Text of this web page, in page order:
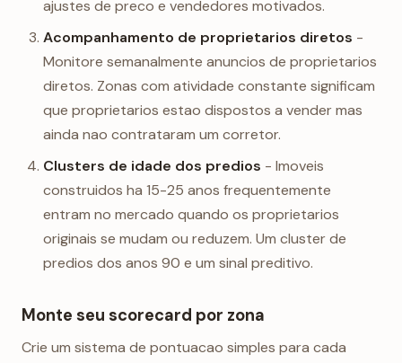
ajustes de preco e vendedores motivados.
Acompanhamento de proprietarios diretos -
Monitore semanalmente anuncios de proprietarios
diretos. Zonas com atividade constante significam
que proprietarios estao dispostos a vender mas
ainda nao contrataram um corretor.
Clusters de idade dos predios - Imoveis
construidos ha 15-25 anos frequentemente
entram no mercado quando os proprietarios
originais se mudam ou reduzem. Um cluster de
predios dos anos 90 e um sinal preditivo.
Monte seu scorecard por zona
Crie um sistema de pontuacao simples para cada